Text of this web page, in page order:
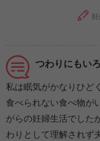
つわりにもい
私は眠気がかなりひど
食べられない食べ物が
がらの妊婦生活でした
わりとして理解されず